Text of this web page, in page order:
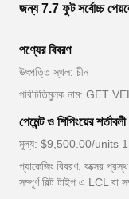
জন্য 7.7 ফুট সর্বোচ্চ
পণ্যের বিবরণ
উৎপত্তি স্থল: চীন
পরিচিতিমুলক নাম: GET
পেমেন্ট ও শিপিংয়ের শর্তাবলী
মূল্য: $9,500.00/units
প্যাকেজিং বিবরণ: বক্সের
সম্পূর্ণ বিল্ট টাইপ এ LCL বা